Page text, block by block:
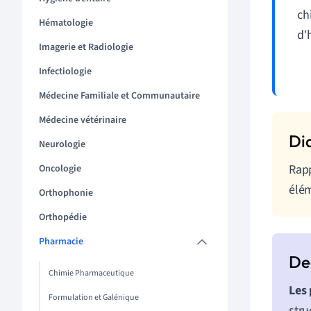
Hématologie
Imagerie et Radiologie
Infectiologie
Médecine Familiale et Communautaire
Médecine vétérinaire
Neurologie
Oncologie
Orthophonie
Orthopédie
Pharmacie
Chimie Pharmaceutique
Formulation et Galénique